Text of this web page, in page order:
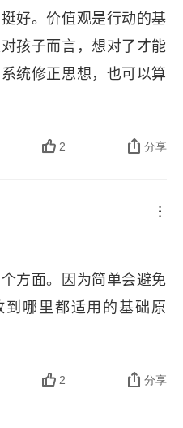
好。价值观是行动的基
孩子而言，想对了才能
统修正思想，也可以算
2 分享
方面。因为简单会避免
哪里都适用的基础原
2 分享